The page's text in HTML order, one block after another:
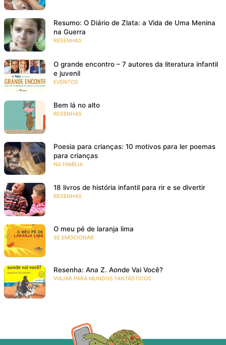
Resumo: O Diário de Zlata: a Vida de Uma Menina
na Guerra
RESENHAS
O grande encontro – 7 autores da literatura infantil
e juvenil
EVENTOS
Bem lá no alto
RESENHAS
Poesia para crianças: 10 motivos para ler poemas
para crianças
NA FAMÍLIA
18 livros de história infantil para rir e se divertir
RESENHAS
O meu pé de laranja lima
SE EMOCIONAR
Resenha: Ana Z. Aonde Vai Você?
VIAJAR PARA MUNDOS FANTÁSTICOS